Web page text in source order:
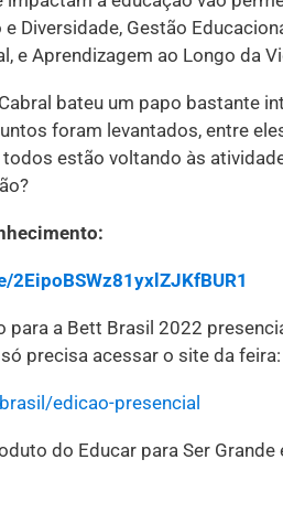
Diversidade, Gestão
e Aprendizagem ao Longo da
bateu um papo bastante
foram levantados, entre
estão voltando às
para a Bett Brasil 2022
precisa acessar o site da feira:
edicao-presencial
do Educar para Ser